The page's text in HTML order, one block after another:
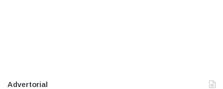
Advertorial